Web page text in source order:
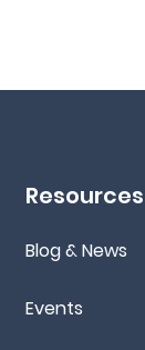
Resources
Blog & News
Events